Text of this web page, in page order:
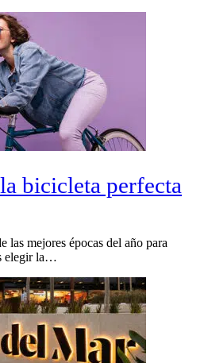
bicicleta perfecta
las mejores épocas del año para
elegir la…